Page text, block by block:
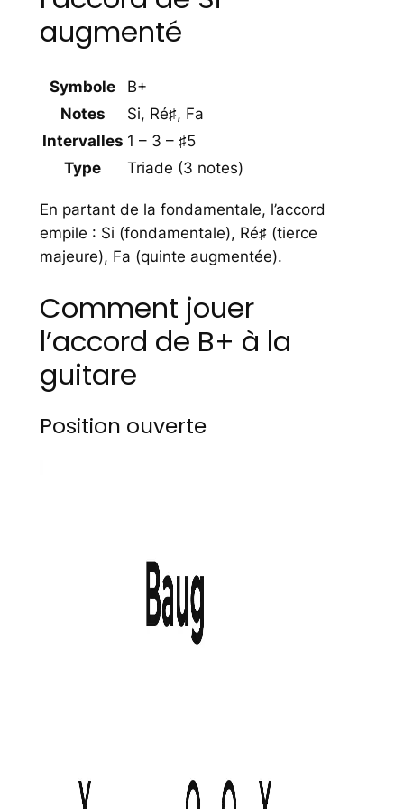
augmenté
Symbole
B+
Notes
Si, Ré♯, Fa
Intervalles 1 – 3 – ♯5
Type
Triade (3 notes)
En partant de la fondamentale, l’accord
empile : Si (fondamentale), Ré♯ (tierce
majeure), Fa (quinte augmentée).
Comment jouer
l’accord de B+ à la
guitare
Position ouverte